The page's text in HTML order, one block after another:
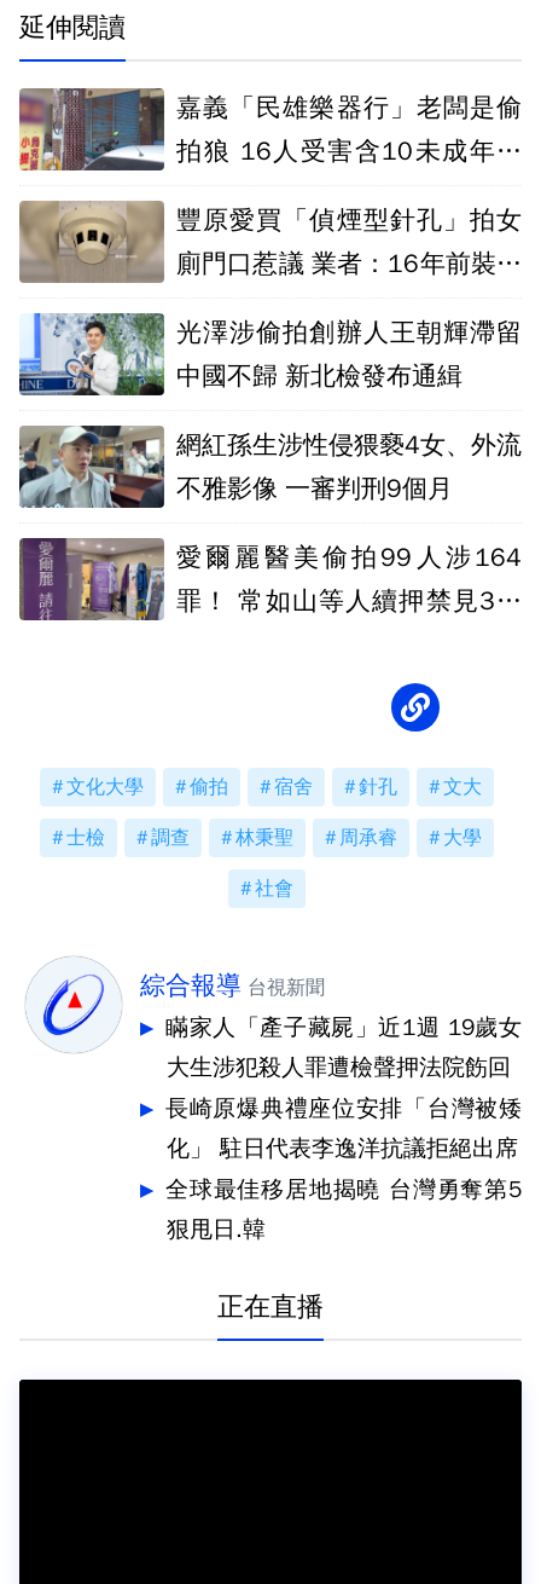
延伸閱讀
嘉義「民雄樂器行」老闆是偷
拍狼 16人受害含10未成年檢
豐原愛買「偵煙型針孔」拍女
廁門口惹議 業者：16年前裝設
光澤涉偷拍創辦人王朝輝滯留
中國不歸 新北檢發布通緝
網紅孫生涉性侵猥褻4女、外流
不雅影像 一審判刑9個月
愛爾麗醫美偷拍99人涉164
罪！ 常如山等人續押禁見3個
文化大學 偷拍 宿舍 針孔 文大
士檢 調查 林秉聖 周承睿 大學
社會
綜合報導 台視新聞
瞞家人「產子藏屍」近1週 19歲女
大生涉犯殺人罪遭檢聲押法院飭回
長崎原爆典禮座位安排「台灣被矮
化」 駐日代表李逸洋抗議拒絕出席
全球最佳移居地揭曉 台灣勇奪第5
狠甩日.韓
正在直播